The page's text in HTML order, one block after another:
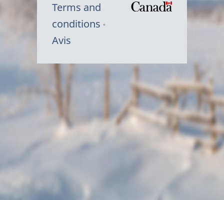
Terms and
conditions
Avis
Symbole
Canada